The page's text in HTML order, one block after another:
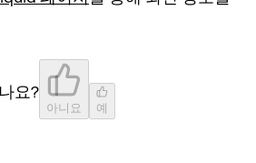
요?
아니요 예